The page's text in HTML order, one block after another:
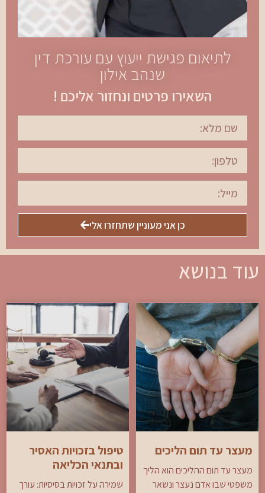
לתיאום פגישת ייעוץ עם עורכת דין
שנהב אילון
השאירו פרטים ונחזור אליכם !
כן אני מעוניין שתחזרו אלי
עוד בנושא
מעצר עד תום הליכים
מעצר עד תום ההליכים הוא הליך
משפטי שבו אדם נעצר ונשאר
טיפול בזכויות האסיר
ובתנאי הכליאה
שמירה על זכויות בסיסיות: עורך